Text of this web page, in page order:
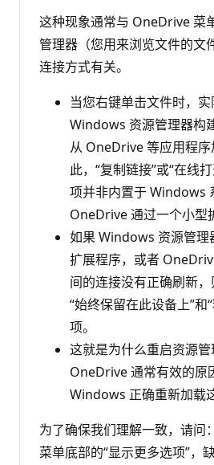
这种现象通常与 OneDrive 菜
管理器（您用来浏览文件的文
连接方式有关。
当您右键单击文件时，
Windows 资源管理器构
从 OneDrive 等应用程
此，“复制链接”或“在线
项并非内置于 Windows
OneDrive 通过一个小型
如果 Windows 资源管理
扩展程序，或者
间的连接没有正确刷新
“始终保留在此设备上”和
项。
这就是为什么重启资源
OneDrive 通常有效的原
Windows 正确重新加载
为了确保我们理解一致，请问
菜单底部的“显示更多选项”，